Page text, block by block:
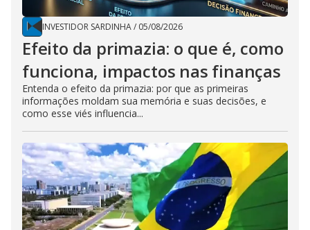
INVESTIDOR SARDINHA/ 05/08/2026
Efeito da primazia: o que é, como
funciona, impactos nas finanças
Entenda o efeito da primazia: por que as primeiras
informações moldam sua memória e suas decisões, e
como esse viés influencia...